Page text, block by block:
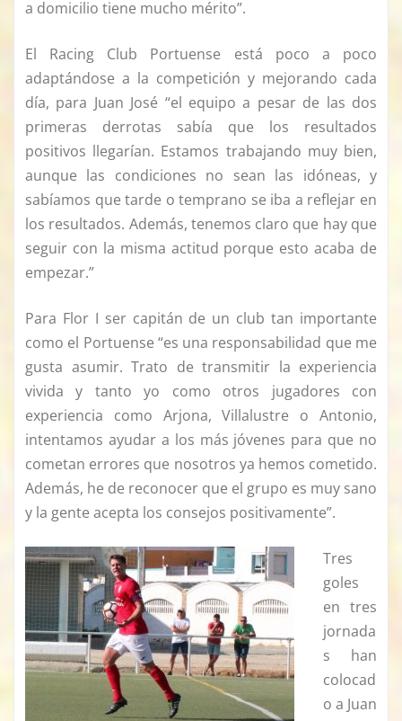
a domicilio tiene mucho mérito”.
El Racing Club Portuense está poco a poco
adaptándose a la competición y mejorando cada
día, para Juan José “el equipo a pesar de las dos
primeras derrotas sabía que los resultados
positivos llegarían. Estamos trabajando muy bien,
aunque las condiciones no sean las idóneas, y
sabíamos que tarde o temprano se iba a reflejar en
los resultados. Además, tenemos claro que hay que
seguir con la misma actitud porque esto acaba de
empezar.”
Para Flor I ser capitán de un club tan importante
como el Portuense “es una responsabilidad que me
gusta asumir. Trato de transmitir la experiencia
vivida y tanto yo como otros jugadores con
experiencia como Arjona, Villalustre o Antonio,
intentamos ayudar a los más jóvenes para que no
cometan errores que nosotros ya hemos cometido.
Además, he de reconocer que el grupo es muy sano
y la gente acepta los consejos positivamente”.
Tres
goles
en tres
jornada
s han
colocad
o a Juan